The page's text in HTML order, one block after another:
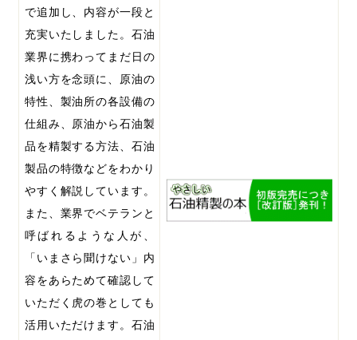
で追加し、内容が一段と
充実いたしました。石油
業界に携わってまだ日の
浅い方を念頭に、原油の
特性、製油所の各設備の
仕組み、原油から石油製
品を精製する方法、石油
製品の特徴などをわかり
やすく解説しています。
また、業界でベテランと
呼ばれるような人が、
「いまさら聞けない」内
容をあらためて確認して
いただく虎の巻としても
活用いただけます。石油